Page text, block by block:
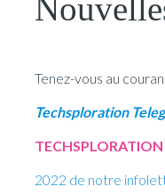
Tenez-vous au
Techsploration
TECHSPLORATION
2022 de notre